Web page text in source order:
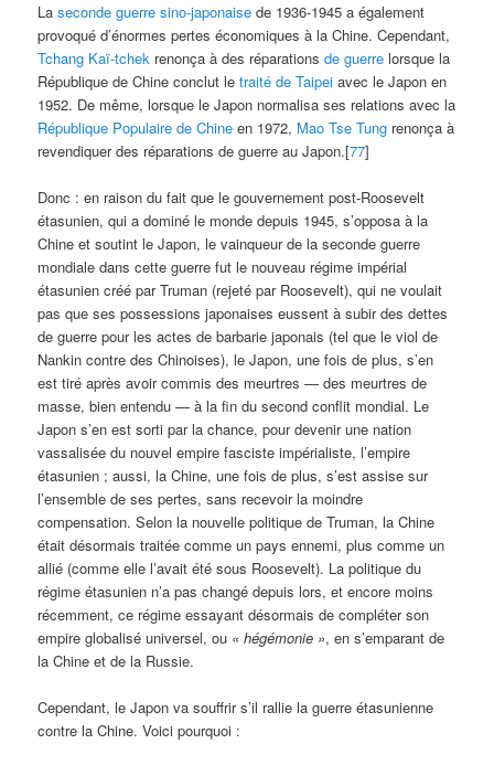
Laseconde guerre sino-japonaise de 1936-1945 a également
provoqué d’énormes pertes économiques à la Chine. Cependant,
Tchang Kaï-tchek renonça à des réparationsde guerre lorsque la
République de Chine conclut letraité de Taipei avec le Japon en
1952. De même, lorsque le Japon normalisa ses relations avec la
République Populaire de Chine en 1972, Mao Tse Tung renonça à
revendiquer des réparations de guerre au Japon.[77]
Donc : en raison du fait que le gouvernement post-Roosevelt
étasunien, qui a dominé le monde depuis 1945, s’opposa à la
Chine et soutint le Japon, le vainqueur de la seconde guerre
mondiale dans cette guerre fut le nouveau régime impérial
étasunien créé par Truman (rejeté par Roosevelt), qui ne voulait
pas que ses possessions japonaises eussent à subir des dettes
de guerre pour les actes de barbarie japonais (tel que le viol de
Nankin contre des Chinoises), le Japon, une fois de plus, s’en
est tiré après avoir commis des meurtres — des meurtres de
masse, bien entendu — à la fin du second conflit mondial. Le
Japon s’en est sorti par la chance, pour devenir une nation
vassalisée du nouvel empire fasciste impérialiste, l’empire
étasunien ; aussi, la Chine, une fois de plus, s’est assise sur
l’ensemble de ses pertes, sans recevoir la moindre
compensation. Selon la nouvelle politique de Truman, la Chine
était désormais traitée comme un pays ennemi, plus comme un
allié (comme elle l’avait été sous Roosevelt). La politique du
régime étasunien n’a pas changé depuis lors, et encore moins
récemment, ce régime essayant désormais de compléter son
empire globalisé universel, ou « hégémonie », en s’emparant de
la Chine et de la Russie.
Cependant, le Japon va souffrir s’il rallie la guerre étasunienne
contre la Chine. Voici pourquoi :